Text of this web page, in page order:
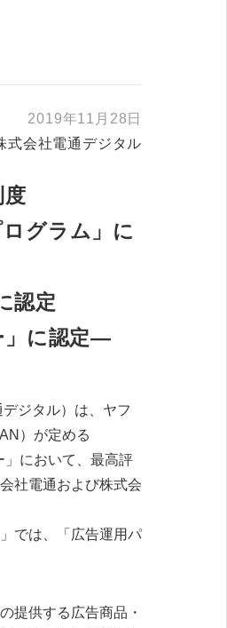
2019年11月28日
式会社電通デジタル
グラム」に
認定
」に認定―
ジタル）は、ヤフ
）が定める
」において、最高評
社電通および株式会
では、「広告運用パ
提供する広告商品・